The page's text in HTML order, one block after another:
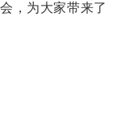
，为大家带来了